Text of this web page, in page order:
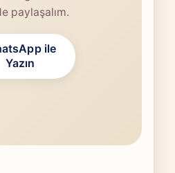
paylaşalım.
ile
Yazın